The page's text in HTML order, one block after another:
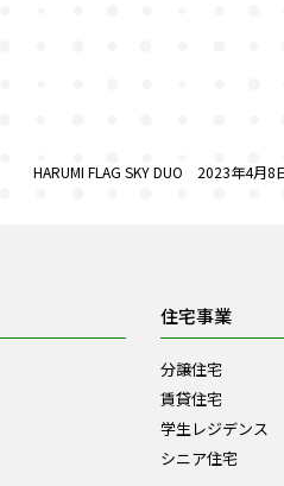
FLAG SKY DUO 2023年4月8
住宅事業
分譲住宅
賃貸住宅
学生レジデンス
シニア住宅